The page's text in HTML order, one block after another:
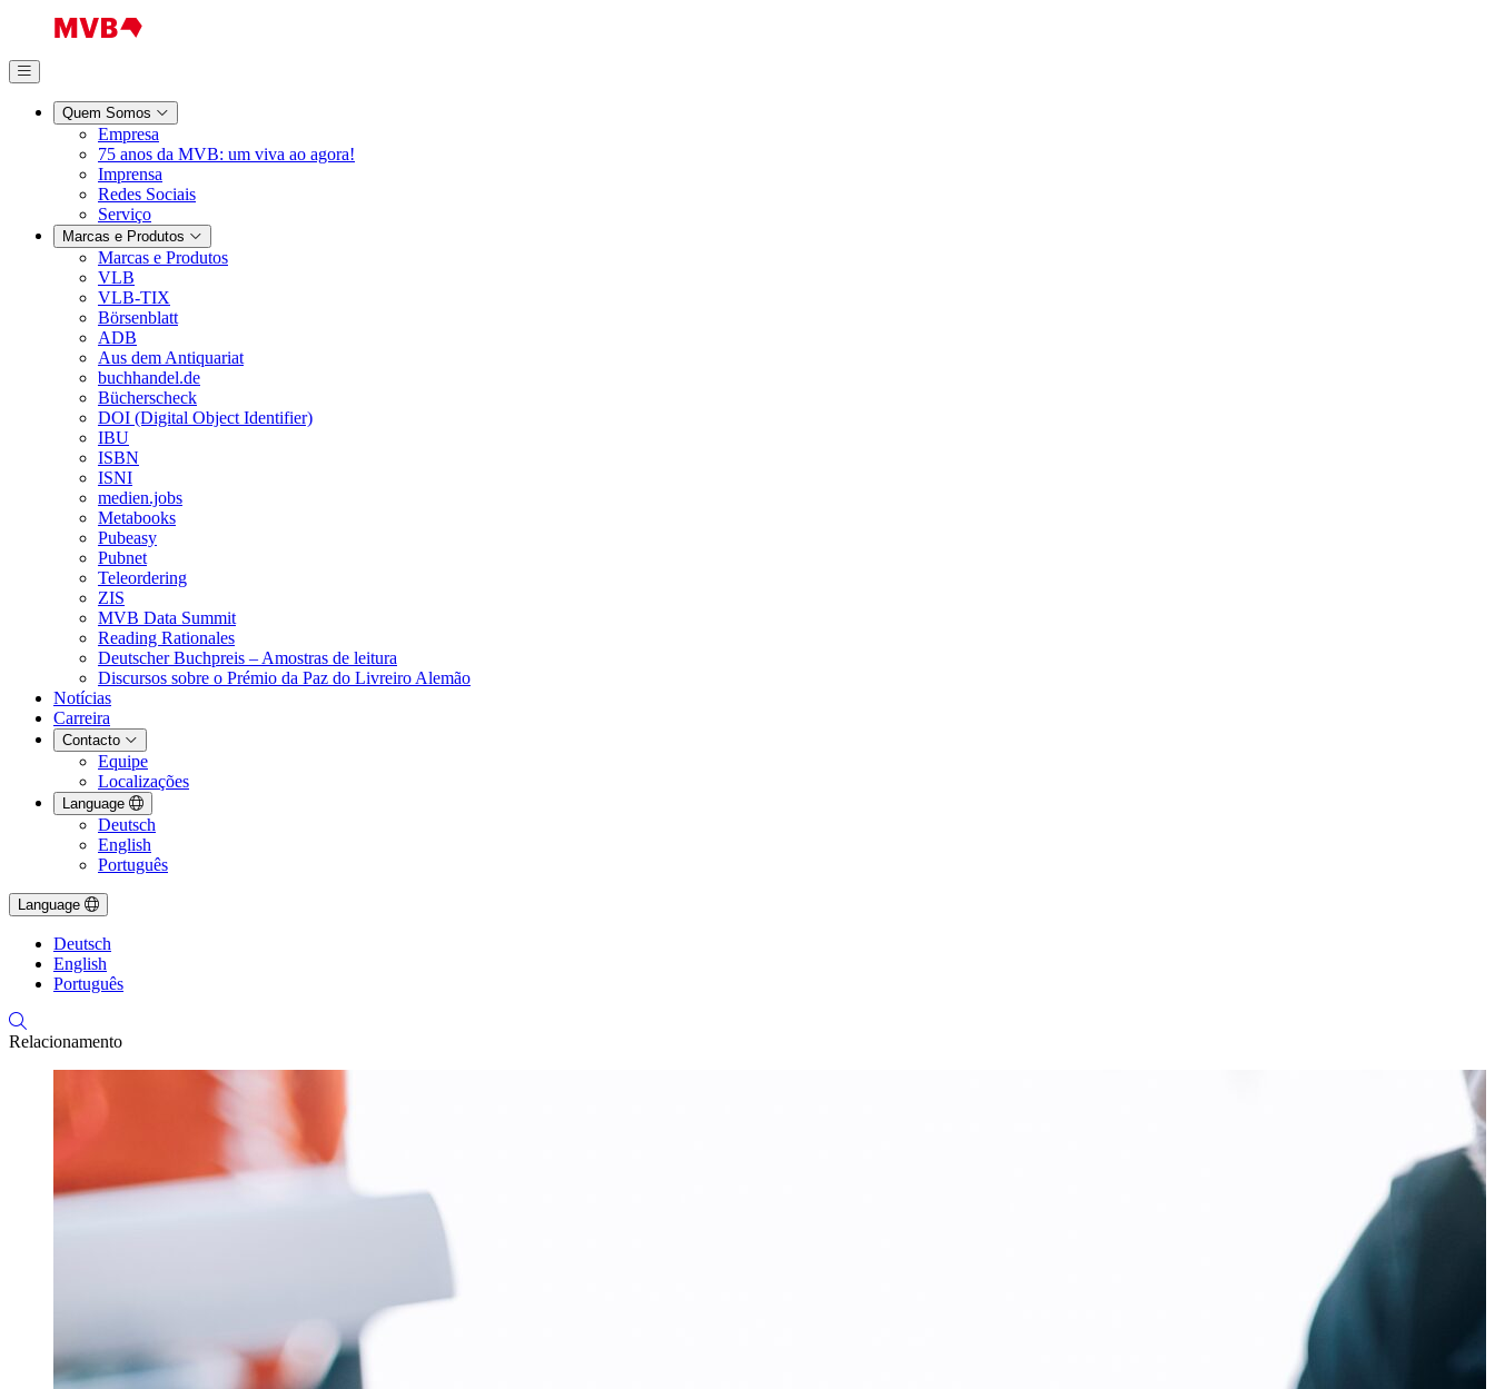
Quem Somos
Empresa
75 anos da MVB: um viva ao agora!
Imprensa
Redes Sociais
Serviço
Marcas e Produtos
Marcas e Produtos
VLB
VLB-TIX
Börsenblatt
ADB
Aus dem Antiquariat
buchhandel.de
Bücherscheck
DOI (Digital Object Identifier)
IBU
ISBN
ISNI
medien.jobs
Metabooks
Pubeasy
Pubnet
Teleordering
ZIS
MVB Data Summit
Reading Rationales
Deutscher Buchpreis – Amostras de leitura
Discursos sobre o Prémio da Paz do Livreiro Alemão
Notícias
Carreira
Contacto
Equipe
Localizações
Language
Deutsch
English
Português
Language
Deutsch
English
Português
Relacionamento